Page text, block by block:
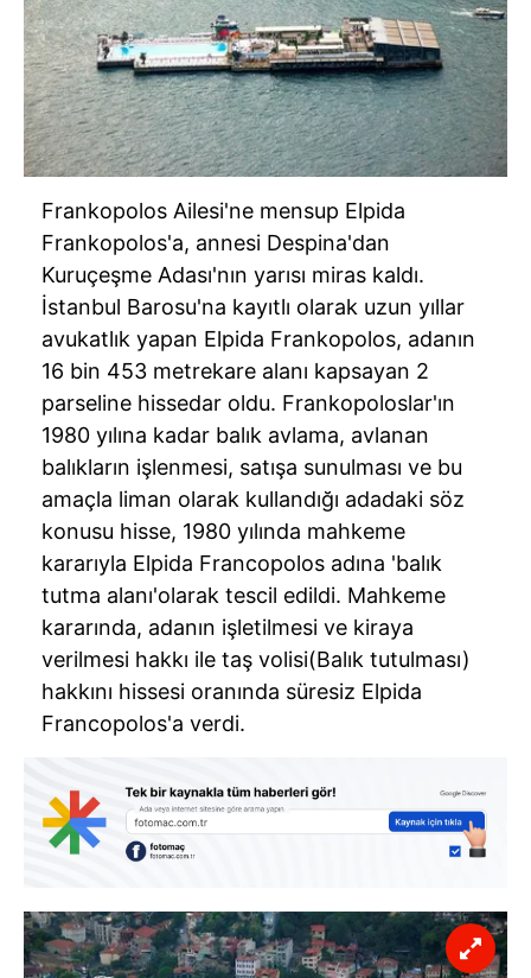
Frankopolos Ailesi'ne mensup Elpida
Frankopolos'a, annesi Despina'dan
Kuruçeşme Adası'nın yarısı miras kaldı.
İstanbul Barosu'na kayıtlı olarak uzun yıllar
avukatlık yapan Elpida Frankopolos, adanın
16 bin 453 metrekare alanı kapsayan 2
parseline hissedar oldu. Frankopoloslar'ın
1980 yılına kadar balık avlama, avlanan
balıkların işlenmesi, satışa sunulması ve bu
amaçla liman olarak kullandığı adadaki söz
konusu hisse, 1980 yılında mahkeme
kararıyla Elpida Francopolos adına 'balık
tutma alanı'olarak tescil edildi. Mahkeme
kararında, adanın işletilmesi ve kiraya
verilmesi hakkı ile taş volisi(Balık tutulması)
hakkını hissesi oranında süresiz Elpida
Francopolos'a verdi.